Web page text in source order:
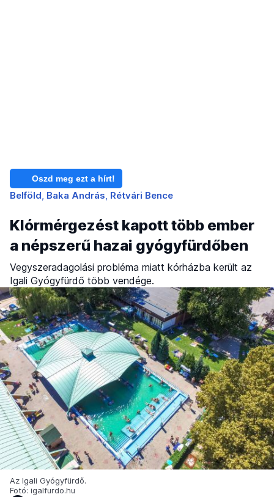
Oszd meg ezt a hírt!
Belföld Baka András Rétvári Bence
Klórmérgezést kapott több ember
a népszerű hazai gyógyfürdőben
Vegyszeradagolási probléma miatt kórházba került az
Igali Gyógyfürdő több vendége.
Az Igali Gyógyfürdő.
Fotó: igalfurdo.hu